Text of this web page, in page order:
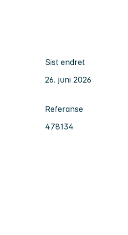
Sist endret
26. juni 2026
Referanse
478134